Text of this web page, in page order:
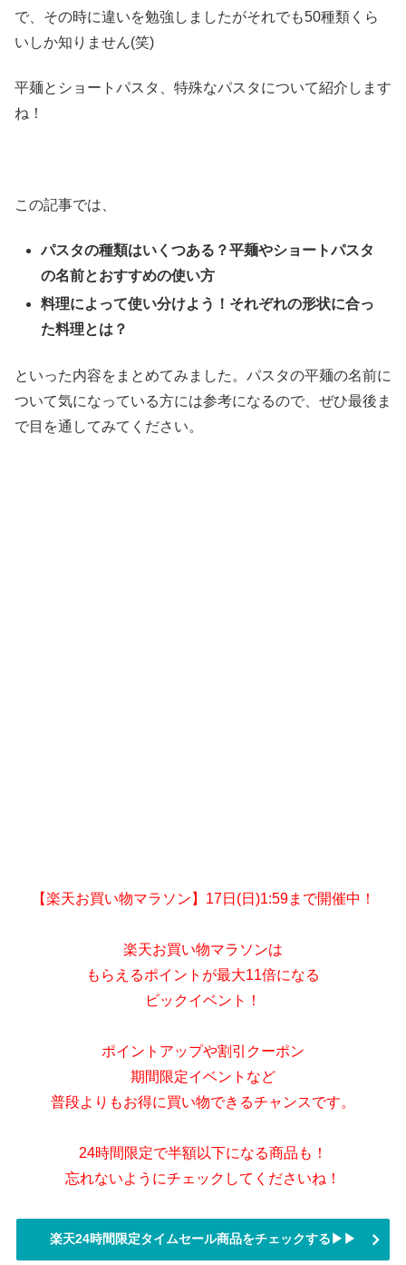
で、その時に違いを勉強しましたがそれでも50種類くら
いしか知りません(笑)
平麺とショートパスタ、特殊なパスタについて紹介します
ね！
この記事では、
パスタの種類はいくつある？平麺やショートパスタ
の名前とおすすめの使い方
料理によって使い分けよう！それぞれの形状に合っ
た料理とは？
といった内容をまとめてみました。パスタの平麺の名前に
ついて気になっている方には参考になるので、ぜひ最後ま
で目を通してみてください。
【楽天お買い物マラソン】17日(日)1:59まで開催中！
楽天お買い物マラソンは
もらえるポイントが最大11倍になる
ビックイベント！
ポイントアップや割引クーポン
期間限定イベントなど
普段よりもお得に買い物できるチャンスです。
24時間限定で半額以下になる商品も！
忘れないようにチェックしてくださいね！
楽天24時間限定タイムセール商品をチェックする▶▶